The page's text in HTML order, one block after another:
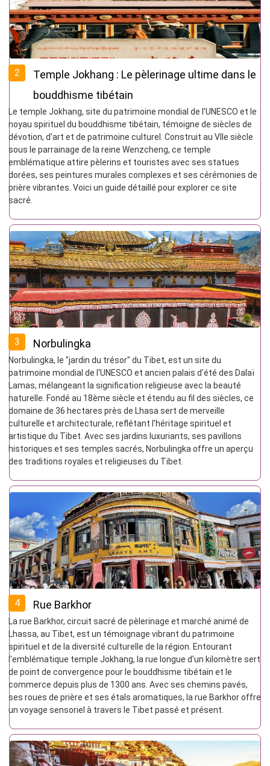
2
Temple Jokhang : Le pèlerinage ultime dans le
bouddhisme tibétain
Le temple Jokhang, site du patrimoine mondial de l'UNESCO et le
noyau spirituel du bouddhisme tibétain, témoigne de siècles de
dévotion, d'art et de patrimoine culturel. Construit au VIIe siècle
sous le parrainage de la reine Wenzcheng, ce temple
emblématique attire pèlerins et touristes avec ses statues
dorées, ses peintures murales complexes et ses cérémonies de
prière vibrantes. Voici un guide détaillé pour explorer ce site
sacré.
3 Norbulingka
Norbulingka, le "jardin du trésor" du Tibet, est un site du
patrimoine mondial de l'UNESCO et ancien palais d'été des Dalaï
Lamas, mélangeant la signification religieuse avec la beauté
naturelle. Fondé au 18ème siècle et étendu au fil des siècles, ce
domaine de 36 hectares près de Lhasa sert de merveille
culturelle et architecturale, reflétant l'héritage spirituel et
artistique du Tibet. Avec ses jardins luxuriants, ses pavillons
historiques et ses temples sacrés, Norbulingka offre un aperçu
des traditions royales et religieuses du Tibet.
4 Rue Barkhor
La rue Barkhor, circuit sacré de pèlerinage et marché animé de
Lhassa, au Tibet, est un témoignage vibrant du patrimoine
spirituel et de la diversité culturelle de la région. Entourant
l'emblématique temple Jokhang, la rue longue d'un kilomètre sert
de point de convergence pour le bouddhisme tibétain et le
commerce depuis plus de 1300 ans. Avec ses chemins pavés,
ses roues de prière et ses étals aromatiques, la rue Barkhor offre
un voyage sensoriel à travers le Tibet passé et présent.